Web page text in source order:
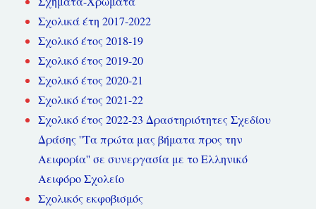
Σχολικά έτη 2017-2022
Σχολικό έτος 2018-19
Σχολικό έτος 2019-20
Σχολικό έτος 2020-21
Σχολικό έτος 2021-22
Σχολικό έτος 2022-23 Δραστηριότητες Σχεδίου
Δράσης ''Τα πρώτα μας βήματα προς την
Αειφορία'' σε συνεργασία με το Ελληνικό
Αειφόρο Σχολείο
Σχολικός εκφοβισμός